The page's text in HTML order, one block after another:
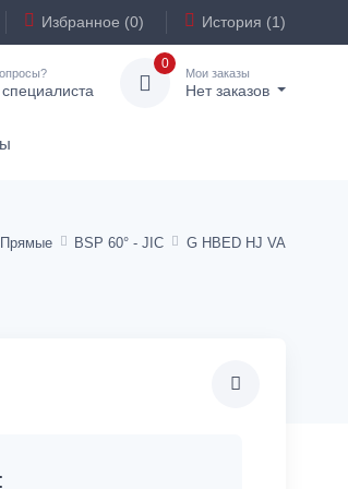
Избранное (0) История (1)
0
Мои заказы
Нет заказов
Прямые BSP 60° - JIC G HBED HJ VA